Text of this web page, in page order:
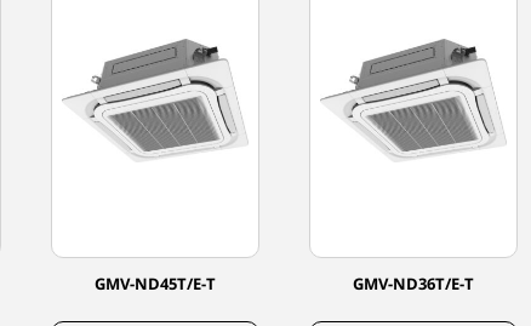
GMV-ND36T/E-T
GMV-ND45T/E-T